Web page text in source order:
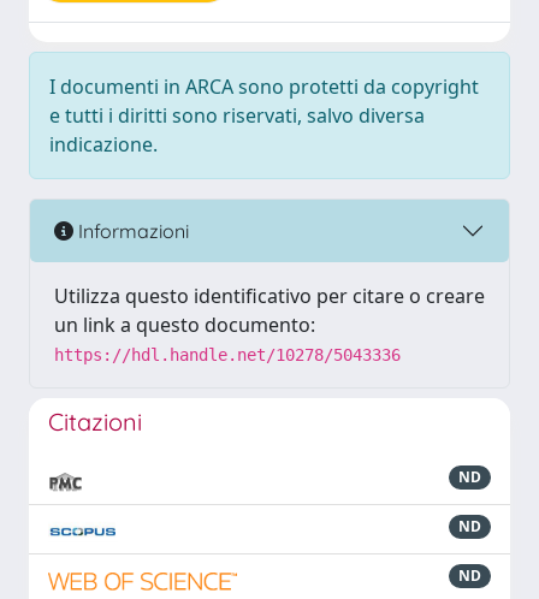
I documenti in ARCA sono protetti da copyright
e tutti i diritti sono riservati, salvo diversa
indicazione.
Informazioni
Utilizza questo identificativo per citare o creare
un link a questo documento:
https://hdl.handle.net/10278/5043336
Citazioni
ND
ND
ND